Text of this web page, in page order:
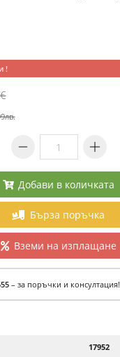
!
Добави в количката
Бърза поръчка
Вземи на изплащане
– за поръчки и консултация!
17952